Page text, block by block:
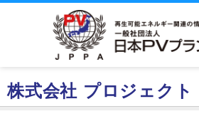
株式会社 プロジェクト